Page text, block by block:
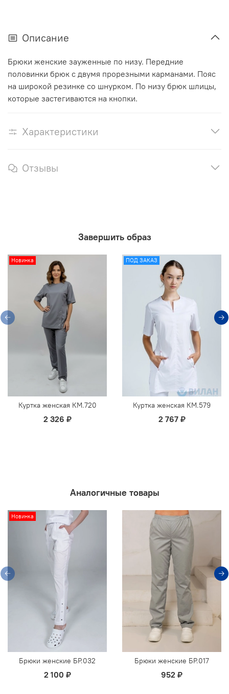
Описание
Брюки женские зауженные по низу. Передние
половинки брюк с двумя прорезными карманами. Пояс
на широкой резинке со шнурком. По низу брюк шлицы,
которые застегиваются на кнопки.
Характеристики
Отзывы
Завершить образ
Новинка
Куртка женская КМ.720
2 326 ₽
ПОД ЗАКАЗ
Куртка женская КМ.579
2 767 ₽
Аналогичные товары
Новинка
Брюки женские БР.032
2 100 ₽
Брюки женские БР.017
952 ₽